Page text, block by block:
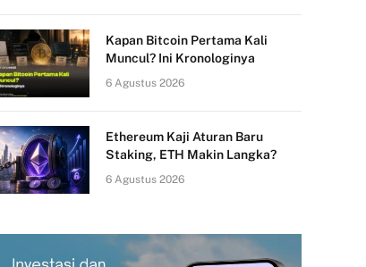
Kapan Bitcoin Pertama Kali
Muncul? Ini Kronologinya
6 Agustus 2026
Ethereum Kaji Aturan Baru
Staking, ETH Makin Langka?
6 Agustus 2026